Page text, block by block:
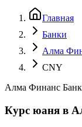
Главная
Банки
Алма
CNY
Алма Финанс Банк
Курс юаня в